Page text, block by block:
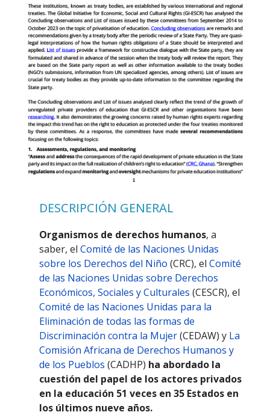
DESCRIPCIÓN GENERAL
Organismos de derechos humanos, a
saber, el Comité de las Naciones Unidas
sobre los Derechos del Niño (CRC), el Comité
de las Naciones Unidas sobre Derechos
Económicos, Sociales y Culturales (CESCR), el
Comité de las Naciones Unidas para la
Eliminación de todas las formas de
Discriminación contra la Mujer(CEDAW) y La
Comisión Africana de Derechos Humanos y
de los Pueblos (CADHP) ha abordado la
cuestión del papel de los actores privados
en la educación 51 veces en 35 Estados en
los últimos nueve años.